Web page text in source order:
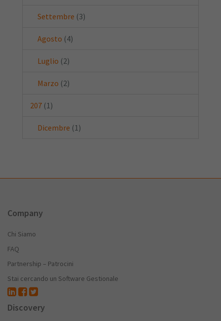
Settembre (3)
Agosto (4)
Luglio (2)
Marzo (2)
207 (1)
Dicembre (1)
Company
Chi Siamo
FAQ
Partnership – Patrocini
Stai cercando un Software Gestionale
Discovery